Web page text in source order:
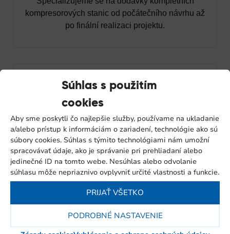
Súhlas s použitím
cookies
Aby sme poskytli čo najlepšie služby, používame na ukladanie
a/alebo prístup k informáciám o zariadení, technológie ako sú
súbory cookies. Súhlas s týmito technológiami nám umožní
spracovávať údaje, ako je správanie pri prehliadaní alebo
jedinečné ID na tomto webe. Nesúhlas alebo odvolanie
súhlasu môže nepriaznivo ovplyvniť určité vlastnosti a funkcie.
PRIJAŤ VŠETKO
PODROBNÉ NASTAVENIE
kompresorových stanic od počátečního návrhu až
po finální realizaci projektu.
Financování
Navrhneme vám individuální financování s
možností odkoupení zařízení, které zohlední
možnosti vaší společnosti.